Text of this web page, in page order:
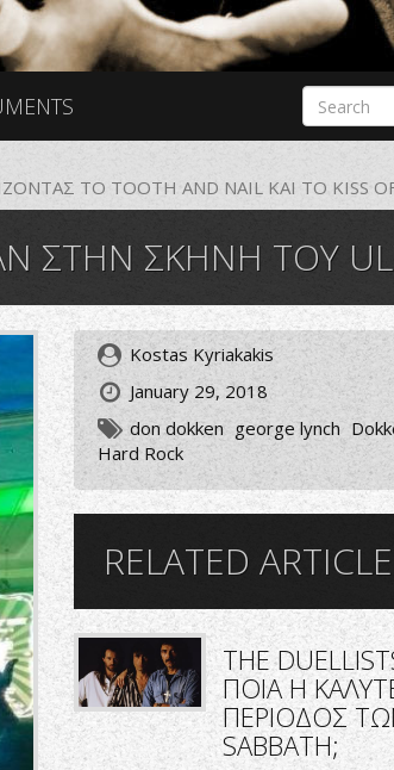
Search
form
Search
ΤΟ TOOTH AND NAIL ΚΑΙ ΤΟ KISS
ΤΟ TOOTH AND NAIL ΚΑΙ ΤΟ KISS
Kostas Kyriakakis
January 29, 2018
don dokken george lynch
Hard Rock
RELATED
THE
ΠΟΙΑ Η
ΠΕΡΙΟΔΟΣ
SABBATH;